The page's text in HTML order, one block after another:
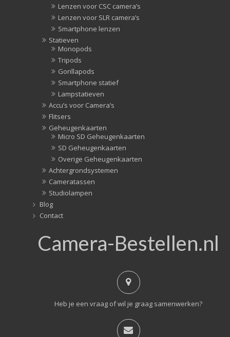
Lenzen voor CSC camera’s
Lenzen voor SLR camera’s
Smartphone lenzen
Statieven
Monopods
Tripods
Gorillapods
Smartphone statief
Lampstatieven
Accu’s voor Camera’s
Flitsers
Geheugenkaarten
Micro SD Geheugenkaarten
SD Geheugenkaarten
Overige Geheugenkaarten
Achtergrondsystemen
Cameratassen
Studiolampen
Blog
Contact
Camera-Bestellen.nl
Heb je een vraag of wil je graag samenwerken?